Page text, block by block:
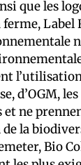
que les
Label
d’OGM,
et ne
la
Bio